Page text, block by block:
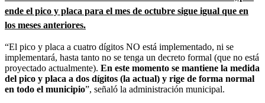
ende el pico y placa para el mes de octubre sigue igual que en
los meses anteriores.
“El pico y placa a cuatro dígitos NO está implementado, ni se
implementará, hasta tanto no se tenga un decreto formal (que no está
proyectado actualmente). En este momento se mantiene la medida
del pico y placa a dos dígitos (la actual) y rige de forma normal
en todo el municipio”, señaló la administración municipal.